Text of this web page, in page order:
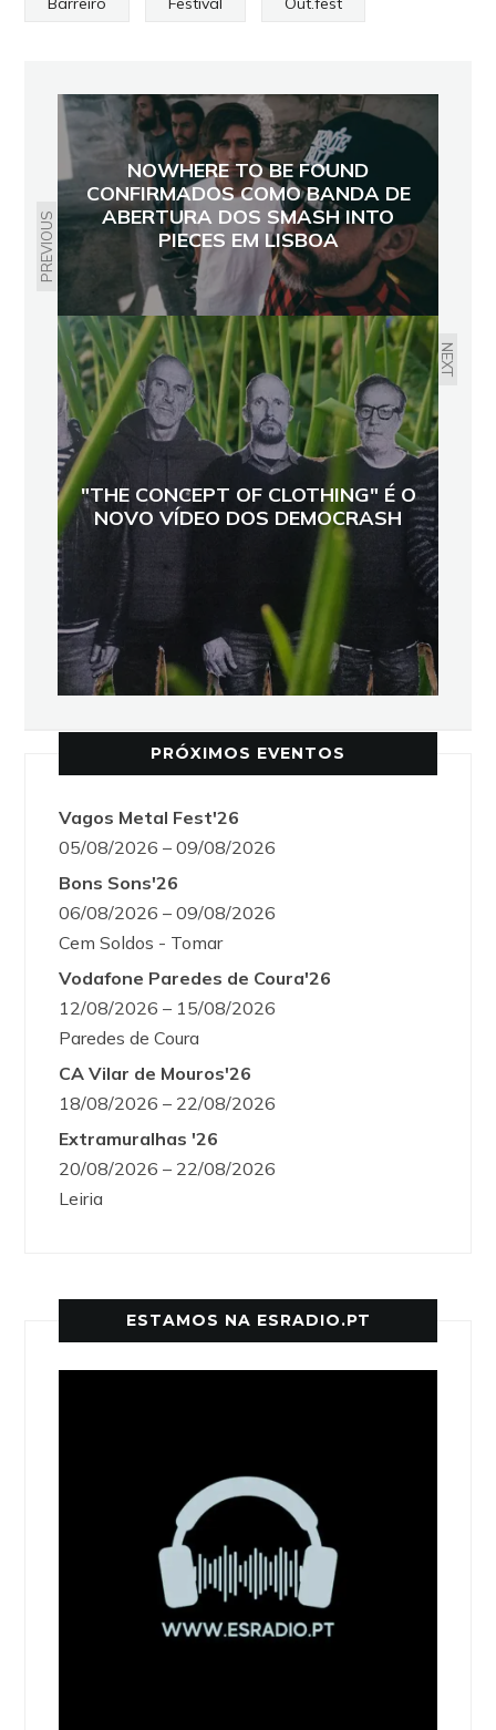
PREVIOUS
NOWHERE TO BE FOUND
CONFIRMADOS COMO BANDA DE
ABERTURA DOS SMASH INTO
PIECES EM LISBOA
NEXT
"THE CONCEPT OF CLOTHING" É O
NOVO VÍDEO DOS DEMOCRASH
PRÓXIMOS EVENTOS
Vagos Metal Fest'26
05/08/2026 – 09/08/2026
Bons Sons'26
06/08/2026 – 09/08/2026
Cem Soldos - Tomar
Vodafone Paredes de Coura'26
12/08/2026 – 15/08/2026
Paredes de Coura
CA Vilar de Mouros'26
18/08/2026 – 22/08/2026
Extramuralhas '26
20/08/2026 – 22/08/2026
Leiria
ESTAMOS NA ESRADIO.PT